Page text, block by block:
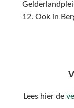
12. Ook in
Lees hier de